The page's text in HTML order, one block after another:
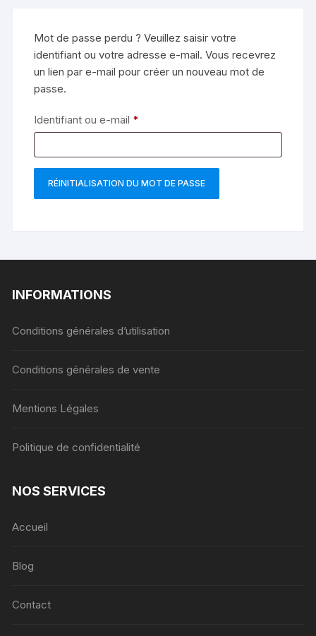
Mot de passe perdu ? Veuillez saisir votre
identifiant ou votre adresse e-mail. Vous recevrez
un lien par e-mail pour créer un nouveau mot de
passe.
Identifiant ou e-mail *
RÉINITIALISATION DU MOT DE PASSE
INFORMATIONS
Conditions générales d’utilisation
Conditions générales de vente
Mentions Légales
Politique de confidentialité
NOS SERVICES
Accueil
Blog
Contact